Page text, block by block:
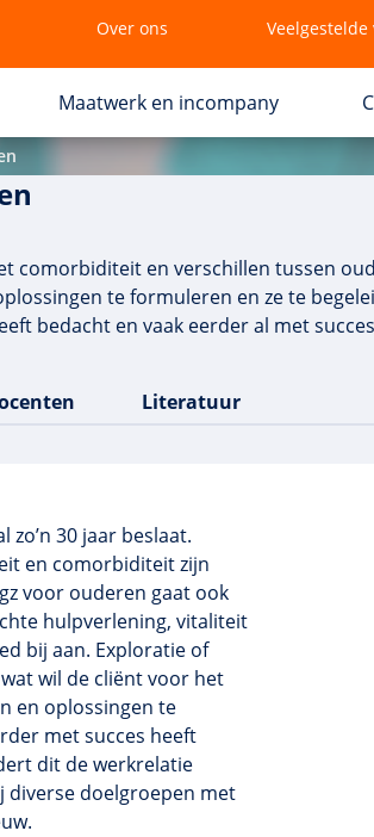
Over ons Veelgestelde
Maatwerk en incompany
comorbiditeit en verschillen tussen
te formuleren en ze te
bedacht en vaak eerder al met
Literatuur
30 jaar beslaat.
en comorbiditeit zijn
voor ouderen gaat ook
hulpverlening, vitaliteit
bij aan. Exploratie of
wil de cliënt voor het
en oplossingen te
met succes heeft
dit de werkrelatie
diverse doelgroepen met